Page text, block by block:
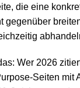
die eine
gegenüber
Wer 2026
Seiten mit